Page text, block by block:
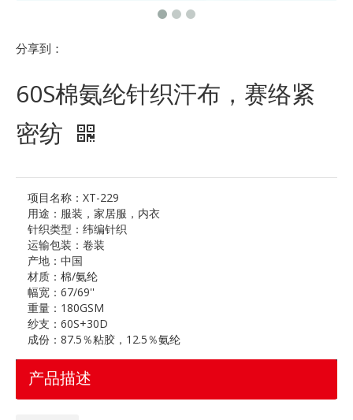
分享到：
60S棉氨纶针织汗布，赛络紧
密纺
项目名称： XT-229
用途： 服装，家居服，内衣
针织类型： 纬编针织
运输包装： 卷装
产地： 中国
材质： 棉/氨纶
幅宽： 67/69''
重量： 180GSM
纱支： 60S+30D
成份： 87.5％粘胶，12.5％氨纶
产品描述